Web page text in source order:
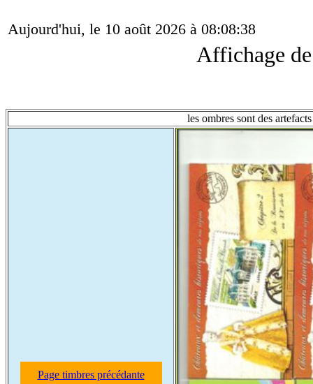
Aujourd'hui, le 10 août 2026 à 08:08:38
Affichage
les ombres sont des
Page timbres précédante